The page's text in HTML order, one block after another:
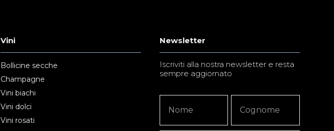
Vini
Bollicine secche
Champagne
Vini biachi
Vini dolci
Vini rosati
Newsletter
Iscriviti alla nostra newsletter e resta
sempre aggiornato
Signup